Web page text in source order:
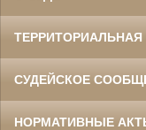
СУДЕЙСКОЕ
НОРМАТИВНЫЕ